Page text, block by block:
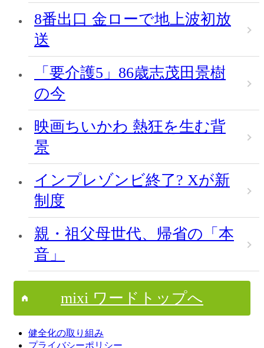
8番出口 金ローで地上波初放
送
「要介護5」86歳志茂田景樹
の今
映画ちいかわ 熱狂を生む背
景
インプレゾンビ終了? Xが新
制度
親・祖父母世代、帰省の「本
音」
mixi ワードトップへ
健全化の取り組み
プライバシーポリシー